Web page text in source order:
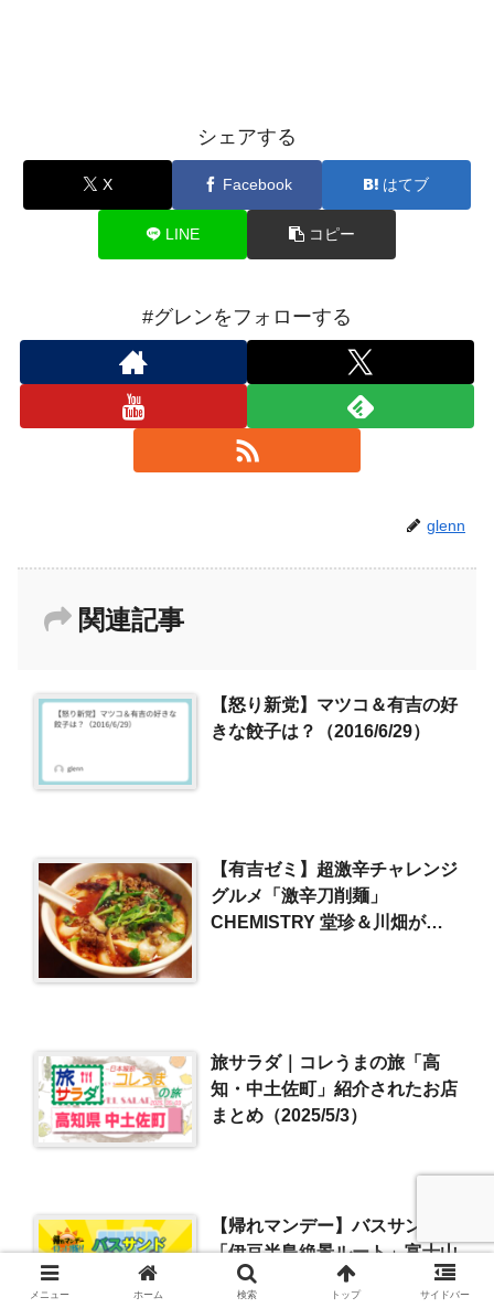
シェアする
X Facebook はてブ
LINE コピー
#グレンをフォローする
glenn
関連記事
【怒り新党】マツコ＆有吉の好
きな餃子は？（2016/6/29）
【有吉ゼミ】超激辛チャレンジ
グルメ「激辛刀削麺」
CHEMISTRY 堂珍＆川畑が挑
旅サラダ｜コレうまの旅「高
知・中土佐町」紹介されたお店
まとめ（2025/5/3）
【帰れマンデー】バスサンド
「伊豆半島絶景ルート」富士山
一望の天空テラス＆天空露天風
メニュー ホーム 検索 トップ サイドバー